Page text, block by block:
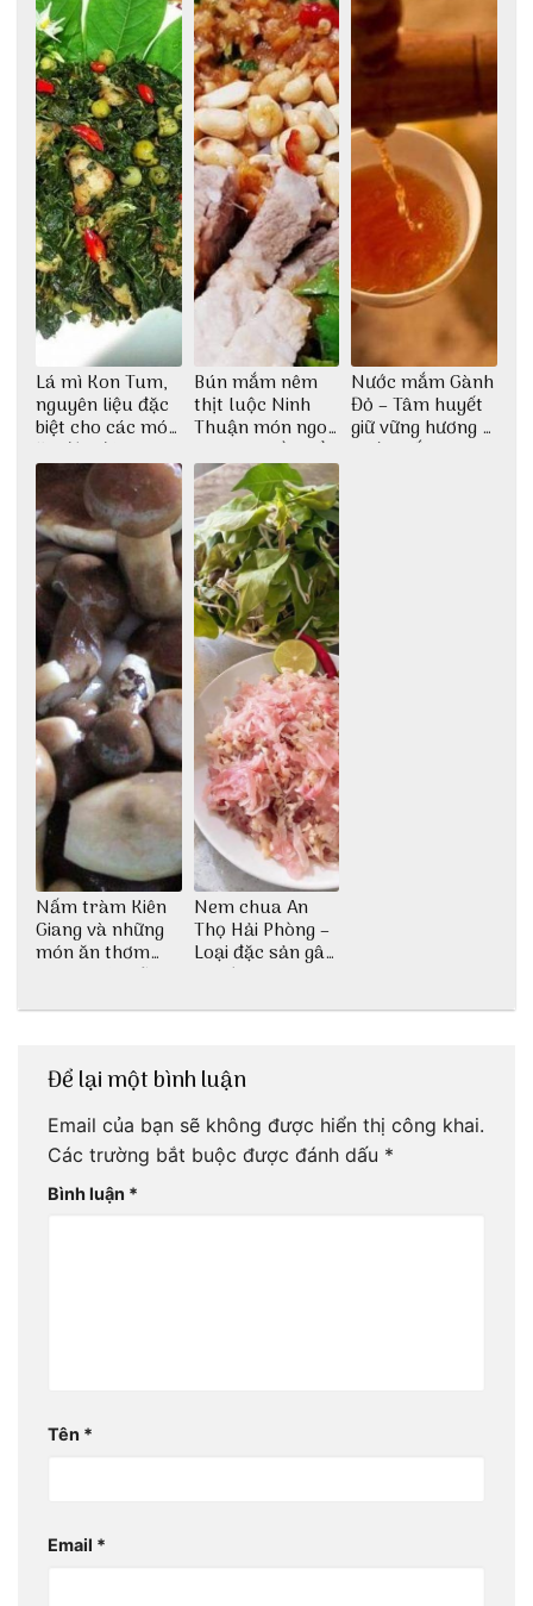
Lá mì Kon Tum,
nguyên liệu đặc
biệt cho các món
ăn độc đáo
Bún mắm nêm
thịt luộc Ninh
Thuận món ngon
dân dã miền biển
Nước mắm Gành
Đỏ – Tâm huyết
giữ vững hương vị
nước mắm sau
Nấm tràm Kiên
Giang và những
món ăn thơm
ngon khó cưỡng
Nem chua An
Thọ Hải Phòng –
Loại đặc sản gây
nghiện
Để lại một bình luận
Email của bạn sẽ không được hiển thị công khai.
Các trường bắt buộc được đánh dấu *
Bình luận *
Tên *
Email *